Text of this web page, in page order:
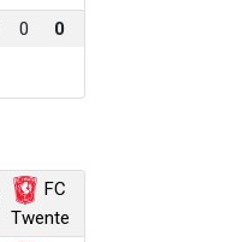
0 0
FC
Twente